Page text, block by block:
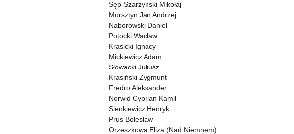
Sęp-Szarzyński Mikołaj
Morsztyn Jan Andrzej
Naborowski Daniel
Potocki Wacław
Krasicki Ignacy
Mickiewicz Adam
Słowacki Juliusz
Krasiński Zygmunt
Fredro Aleksander
Norwid Cyprian Kamil
Sienkiewicz Henryk
Prus Bolesław
Orzeszkowa Eliza (Nad Niemnem)